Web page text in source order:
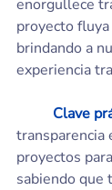
enorgullece
proyecto
brindando a
experiencia
Clave
transparencia
proyectos
sabiendo que